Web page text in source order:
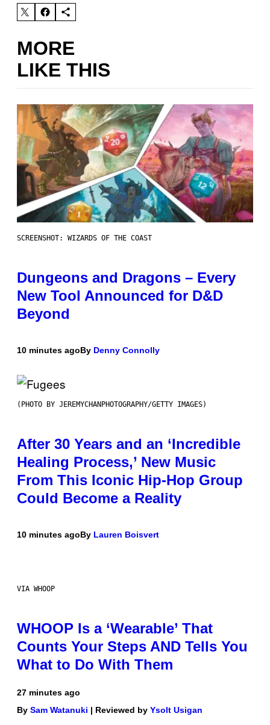
MORE
LIKE THIS
SCREENSHOT: WIZARDS OF THE COAST
Dungeons and Dragons – Every
New Tool Announced for D&D
Beyond
10 minutes agoBy Denny Connolly
(PHOTO BY JEREMYCHANPHOTOGRAPHY/GETTY IMAGES)
After 30 Years and an ‘Incredible
Healing Process,’ New Music
From This Iconic Hip-Hop Group
Could Become a Reality
10 minutes agoBy Lauren Boisvert
VIA WHOOP
WHOOP Is a ‘Wearable’ That
Counts Your Steps AND Tells You
What to Do With Them
27 minutes ago
By Sam Watanuki | Reviewed by Ysolt Usigan